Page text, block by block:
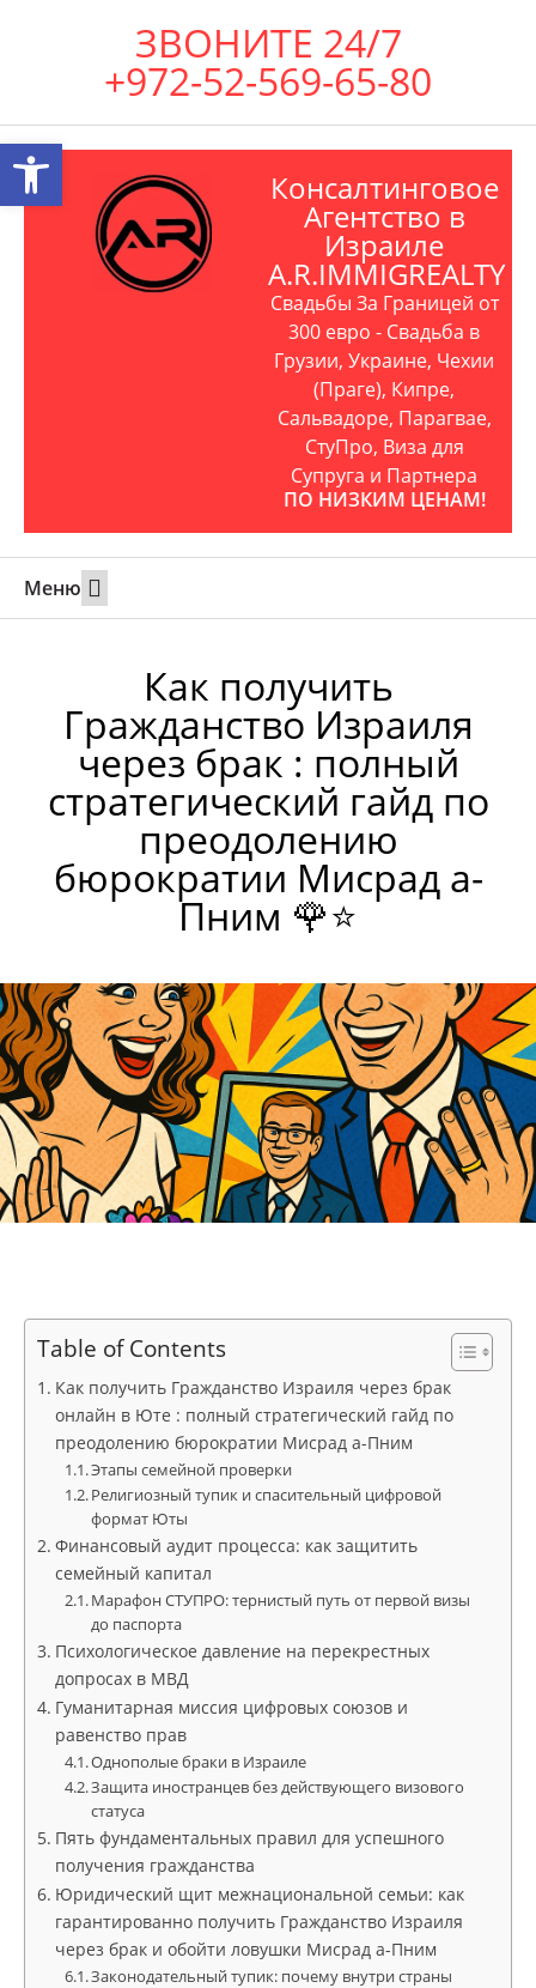
ЗВОНИТЕ 24/7
+972-52-569-65-80
Консалтинговое
Агентство в
Израиле
A.R.IMMIGREALTY
Свадьбы За Границей от
300 евро - Свадьба в
Грузии, Украине, Чехии
(Праге), Кипре,
Сальвадоре, Парагвае,
СтуПро, Виза для
Супруга и Партнера
ПО НИЗКИМ ЦЕНАМ!
Меню
Как получить
Гражданство Израиля
через брак : полный
стратегический гайд по
преодолению
бюрократии Мисрад а-
Пним 🌹⭐
Table of Contents
Как получить Гражданство Израиля через брак
онлайн в Юте : полный стратегический гайд по
преодолению бюрократии Мисрад а-Пним
Этапы семейной проверки
Религиозный тупик и спасительный цифровой
формат Юты
Финансовый аудит процесса: как защитить
семейный капитал
Марафон СТУПРО: тернистый путь от первой визы
до паспорта
Психологическое давление на перекрестных
допросах в МВД
Гуманитарная миссия цифровых союзов и
равенство прав
Однополые браки в Израиле
Защита иностранцев без действующего визового
статуса
Пять фундаментальных правил для успешного
получения гражданства
Юридический щит межнациональной семьи: как
гарантированно получить Гражданство Израиля
через брак и обойти ловушки Мисрад а-Пним
Законодательный тупик: почему внутри страны
Открыть панель инструментов